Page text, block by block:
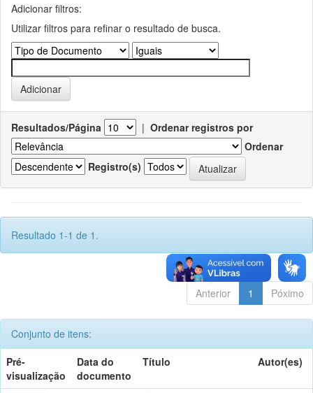
Adicionar filtros:
Utilizar filtros para refinar o resultado de busca.
Resultados/Página | Ordenar registros por
Ordenar
Registro(s)
Resultado 1-1 de 1.
Anterior 1 Póximo
Conjunto de itens:
Pré-
visualização
Data do
documento
Título Autor(es)